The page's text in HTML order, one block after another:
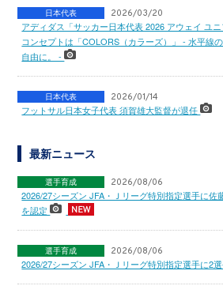
日本代表 2026/03/20
アディダス「サッカー日本代表 2026 アウェイ ユ
コンセプトは「COLORS（カラーズ）」 - 水平線の
自由に。 -
日本代表 2026/01/14
フットサル日本女子代表 須賀雄大監督が退任
最新ニュース
選手育成 2026/08/06
2026/27シーズン JFA・Ｊリーグ特別指定選手に佐
を認定
選手育成 2026/08/06
2026/27シーズン JFA・Ｊリーグ特別指定選手に2